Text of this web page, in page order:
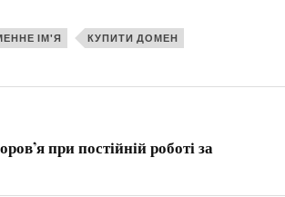
ІМ'Я КУПИТИ ДОМЕН
при постійній роботі за